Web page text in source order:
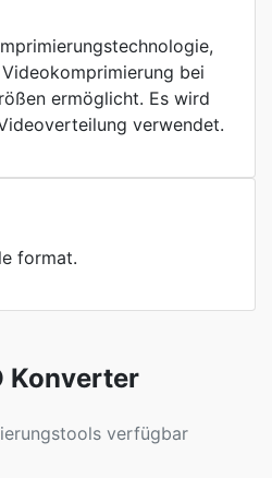
bei
ermöglicht. Es wird
verwendet.
format.
Konverter
verfügbar